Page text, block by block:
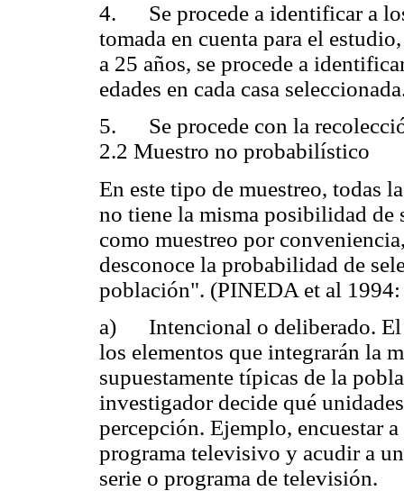
4. Se procede a identificar a los
tomada en cuenta para el
a 25 años, se procede a
edades en cada casa
5. Se procede con la
2.2 Muestro no probabilístico
En este tipo de muestreo, todas
no tiene la misma posibilidad de
como muestreo por
desconoce la probabilidad de
población". (PINEDA et al
a) Intencional o deliberado. El
los elementos que integrarán la
supuestamente típicas de la
investigador decide qué
percepción. Ejemplo, encuestar
programa televisivo y acudir a
serie o programa de televisión.